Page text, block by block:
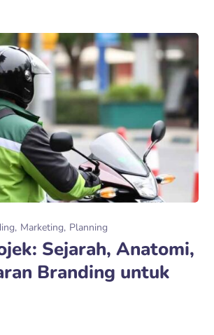
Marketing Planning
Sejarah, Anatomi,
Branding untuk